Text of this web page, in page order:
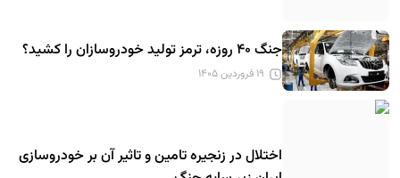
جنگ ۴۰ روزه، ترمز تولید خودروسازان را کشید؟
۱۹ فروردین ۱۴۰۵
اختلال در زنجیره تامین و تاثیر آن بر خودروسازی